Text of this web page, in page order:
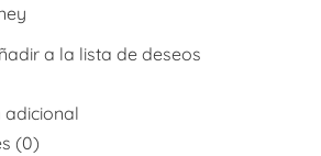
a la lista de deseos
adicional
(0)